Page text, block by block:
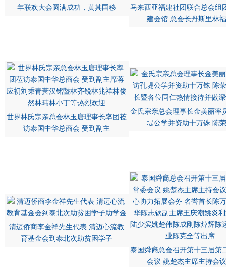
年联欢大会圆满成功，黄其国移
马来西亚福建社团联合总会组
建会馆 总会长丹斯里林
世界林氏宗亲总会林玉唐理事长率团莅
访泰国中华总商会 受到副主
金氏宗亲总会理事长金美丽率
堤公学并资助十万铢 陈
清迈侨商李金祥先生代表 清迈心流教
育基金会到泰北次助贫困学子
泰国舜裔总会召开第十三届第
会议 姚楚杰主席主持会